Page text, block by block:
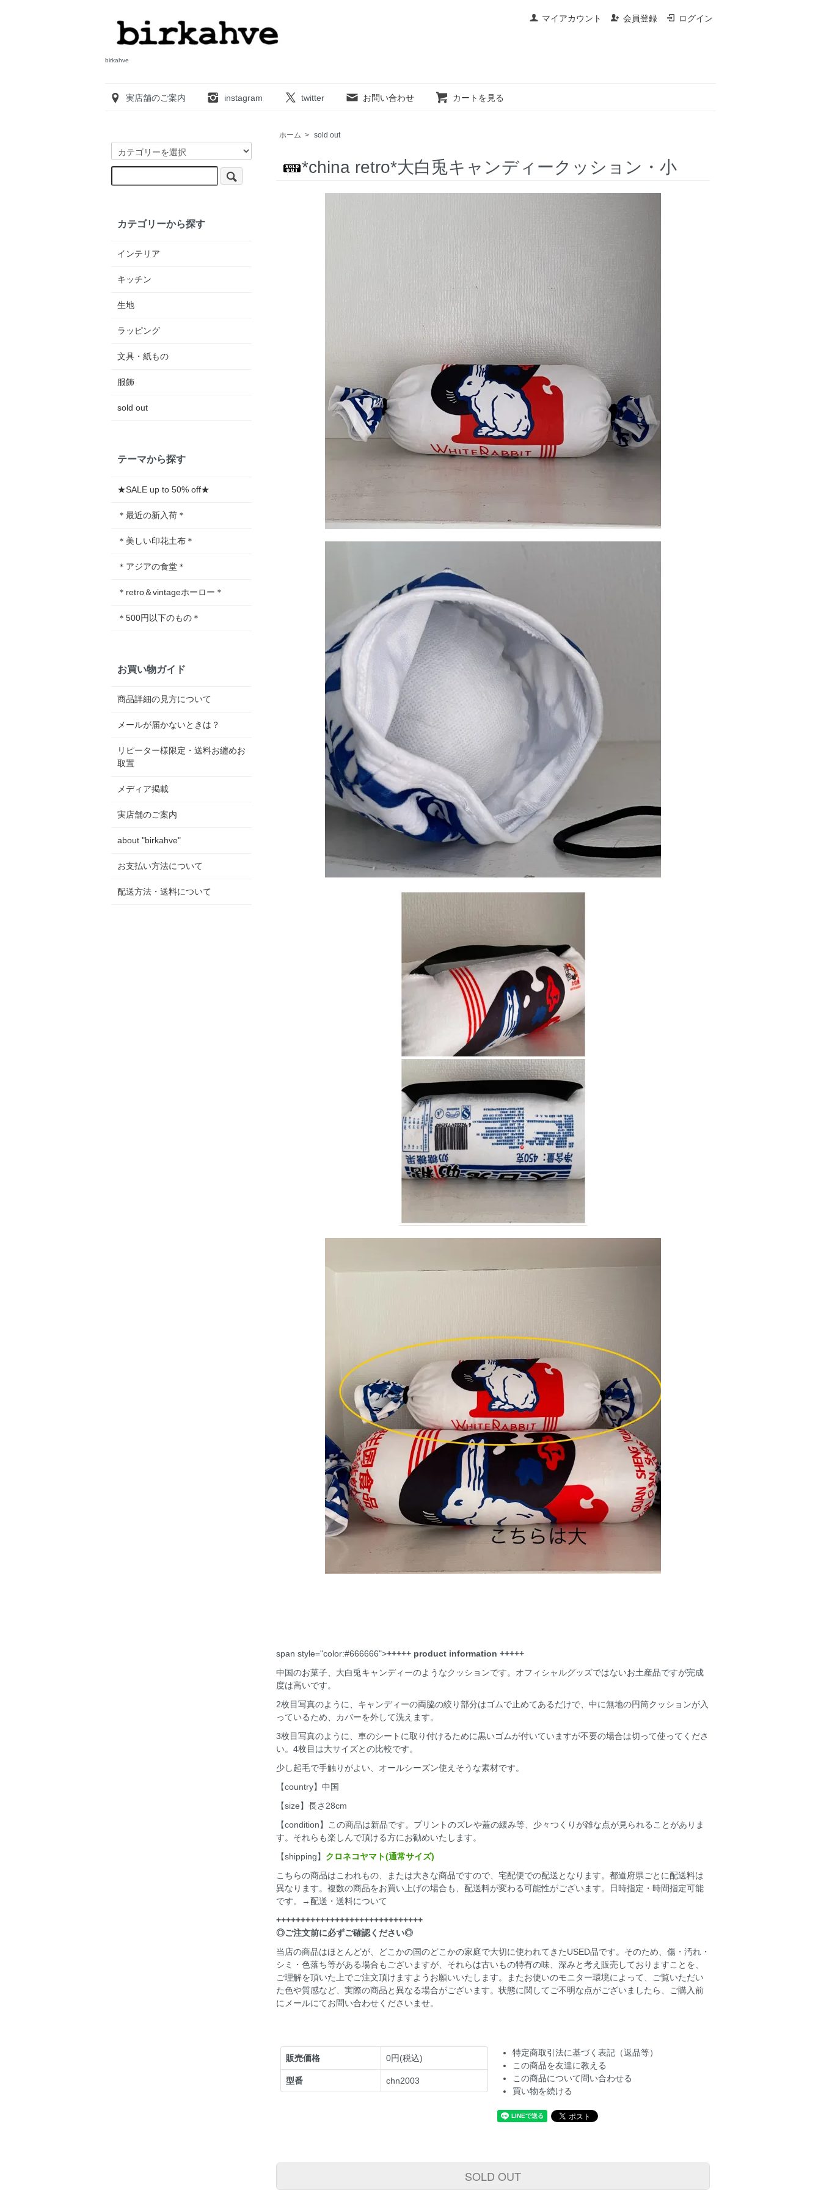
マイアカウント 会員登録 ログイン
birkahve
実店舗のご案内 instagram twitter お問い合わせ カートを見る
ホーム > sold out
*china retro*大白兎キャンディークッション・小
span style="color:#666666">+++++ product information +++++
中国のお菓子、大白兎キャンディーのようなクッションです。オフィシャルグッズではないお土産品ですが完成
度は高いです。
2枚目写真のように、キャンディーの両脇の絞り部分はゴムで止めてあるだけで、中に無地の円筒クッションが入
っているため、カバーを外して洗えます。
3枚目写真のように、車のシートに取り付けるために黒いゴムが付いていますが不要の場合は切って使ってくださ
い。4枚目は大サイズとの比較です。
少し起毛で手触りがよい、オールシーズン使えそうな素材です。
【country】中国
【size】長さ28cm
【condition】この商品は新品です。プリントのズレや蓋の緩み等、少々つくりが雑な点が見られることがありま
す。それらも楽しんで頂ける方にお勧めいたします。
【shipping】 クロネコヤマト(通常サイズ)
こちらの商品はこわれもの、または大きな商品ですので、宅配便での配送となります。都道府県ごとに配送料は
異なります。複数の商品をお買い上げの場合も、配送料が変わる可能性がございます。日時指定・時間指定可能
です。
→配送・送料について
++++++++++++++++++++++++++++++
◎ご注文前に必ずご確認ください◎
当店の商品はほとんどが、どこかの国のどこかの家庭で大切に使われてきたUSED品です。そのため、傷・汚れ・
シミ・色落ち等がある場合もございますが、それらは古いもの特有の味、深みと考え販売しておりますことを、
ご理解を頂いた上でご注文頂けますようお願いいたします。またお使いのモニター環境によって、ご覧いただい
た色や質感など、実際の商品と異なる場合がございます。状態に関してご不明な点がございましたら、ご購入前
にメールにてお問い合わせくださいませ。
販売価格 0円(税込)
型番 chn2003
特定商取引法に基づく表記（返品等）
この商品を友達に教える
この商品について問い合わせる
買い物を続ける
SOLD OUT
カテゴリーから探す
インテリア
キッチン
生地
ラッピング
文具・紙もの
服飾
sold out
テーマから探す
★SALE up to 50% off★
＊最近の新入荷＊
＊美しい印花土布＊
＊アジアの食堂＊
＊retro＆vintageホーロー＊
＊500円以下のもの＊
お買い物ガイド
商品詳細の見方について
メールが届かないときは？
リピーター様限定・送料お纏めお
取置
メディア掲載
実店舗のご案内
about "birkahve"
お支払い方法について
配送方法・送料について